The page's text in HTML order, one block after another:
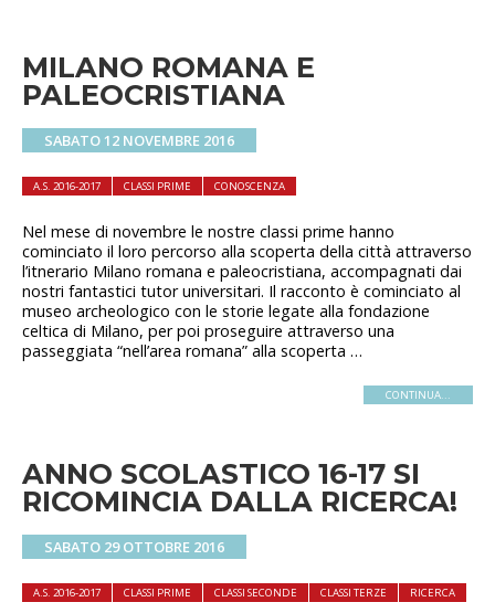
MILANO ROMANA E
PALEOCRISTIANA
SABATO 12 NOVEMBRE 2016
A.S. 2016-2017 CLASSI PRIME CONOSCENZA
Nel mese di novembre le nostre classi prime hanno
cominciato il loro percorso alla scoperta della città attraverso
l’itnerario Milano romana e paleocristiana, accompagnati dai
nostri fantastici tutor universitari. Il racconto è cominciato al
museo archeologico con le storie legate alla fondazione
celtica di Milano, per poi proseguire attraverso una
passeggiata “nell’area romana” alla scoperta …
CONTINUA...
ANNO SCOLASTICO 16-17 SI
RICOMINCIA DALLA RICERCA!
SABATO 29 OTTOBRE 2016
A.S. 2016-2017 CLASSI PRIME CLASSI SECONDE CLASSI TERZE RICERCA